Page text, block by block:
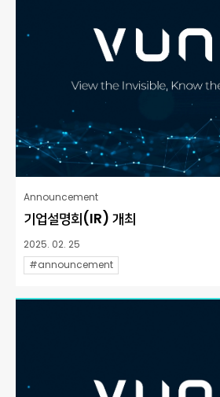
Announcement
기업설명회(IR) 개최
2025. 02. 25
#announcement